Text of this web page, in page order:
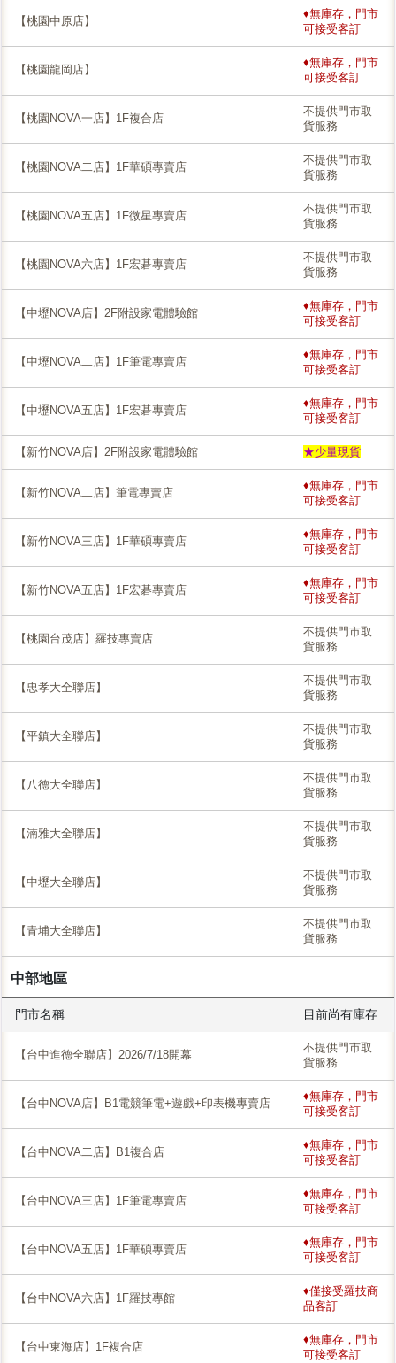
【桃園中原店】
♦無庫存，門市
可接受客訂
【桃園龍岡店】
♦無庫存，門市
可接受客訂
【桃園NOVA一店】1F複合店
不提供門市取
貨服務
【桃園NOVA二店】1F華碩專賣店
不提供門市取
貨服務
【桃園NOVA五店】1F微星專賣店
不提供門市取
貨服務
【桃園NOVA六店】1F宏碁專賣店
不提供門市取
貨服務
【中壢NOVA店】2F附設家電體驗館
♦無庫存，門市
可接受客訂
【中壢NOVA二店】1F筆電專賣店
♦無庫存，門市
可接受客訂
【中壢NOVA五店】1F宏碁專賣店
♦無庫存，門市
可接受客訂
【新竹NOVA店】2F附設家電體驗館 ★少量現貨
【新竹NOVA二店】筆電專賣店
♦無庫存，門市
可接受客訂
【新竹NOVA三店】1F華碩專賣店
♦無庫存，門市
可接受客訂
【新竹NOVA五店】1F宏碁專賣店
♦無庫存，門市
可接受客訂
【桃園台茂店】羅技專賣店
不提供門市取
貨服務
【忠孝大全聯店】
不提供門市取
貨服務
【平鎮大全聯店】
不提供門市取
貨服務
【八德大全聯店】
不提供門市取
貨服務
【湳雅大全聯店】
不提供門市取
貨服務
【中壢大全聯店】
不提供門市取
貨服務
【青埔大全聯店】
不提供門市取
貨服務
中部地區
門市名稱 目前尚有庫存
【台中進德全聯店】2026/7/18開幕
不提供門市取
貨服務
【台中NOVA店】B1電競筆電+遊戲+印表機專賣店
♦無庫存，門市
可接受客訂
【台中NOVA二店】B1複合店
♦無庫存，門市
可接受客訂
【台中NOVA三店】1F筆電專賣店
♦無庫存，門市
可接受客訂
【台中NOVA五店】1F華碩專賣店
♦無庫存，門市
可接受客訂
【台中NOVA六店】1F羅技專館
♦僅接受羅技商
品客訂
【台中東海店】1F複合店
♦無庫存，門市
可接受客訂